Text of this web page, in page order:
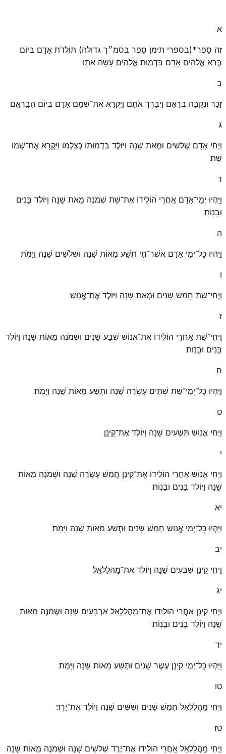
א
זֶה סֵפֶר*(בספרי תימן סֵפֶר בסמ״ך גדולה) תּוֹלְדֹת אָדָם בְּיוֹם
בְּרֹא אֱלֹהִים אָדָם בִּדְמוּת אֱלֹהִים עָשָׂה אֹתֽוֹ׃
ב
זָכָר וּנְקֵבָה בְּרָאָם וַיְבָרֶךְ אֹתָם וַיִּקְרָא אֶת־שְׁמָם אָדָם בְּיוֹם הִבָּֽרְאָֽם׃
ג
וַיְחִי אָדָם שְׁלֹשִׁים וּמְאַת שָׁנָה וַיּוֹלֶד בִּדְמוּתוֹ כְּצַלְמוֹ וַיִּקְרָא אֶת־שְׁמוֹ
שֵֽׁת׃
ד
וַיִּֽהְיוּ יְמֵי־אָדָם אַֽחֲרֵי הוֹלִידוֹ אֶת־שֵׁת שְׁמֹנֶה מֵאֹת שָׁנָה וַיּוֹלֶד בָּנִים
וּבָנֽוֹת׃
ה
וַיִּֽהְיוּ כׇּל־יְמֵי אָדָם אֲשֶׁר־חַי תְּשַׁע מֵאוֹת שָׁנָה וּשְׁלֹשִׁים שָׁנָה וַיָּמֹֽת׃
ו
וַֽיְחִי־שֵׁת חָמֵשׁ שָׁנִים וּמְאַת שָׁנָה וַיּוֹלֶד אֶת־אֱנֽוֹשׁ׃
ז
וַֽיְחִי־שֵׁת אַֽחֲרֵי הוֹלִידוֹ אֶת־אֱנוֹשׁ שֶׁבַע שָׁנִים וּשְׁמֹנֶה מֵאוֹת שָׁנָה וַיּוֹלֶד
בָּנִים וּבָנֽוֹת׃
ח
וַיִּֽהְיוּ כׇּל־יְמֵי־שֵׁת שְׁתֵּים עֶשְׂרֵה שָׁנָה וּתְשַׁע מֵאוֹת שָׁנָה וַיָּמֹֽת׃
ט
וַיְחִי אֱנוֹשׁ תִּשְׁעִים שָׁנָה וַיּוֹלֶד אֶת־קֵינָֽן׃
י
וַיְחִי אֱנוֹשׁ אַֽחֲרֵי הוֹלִידוֹ אֶת־קֵינָן חֲמֵשׁ עֶשְׂרֵה שָׁנָה וּשְׁמֹנֶה מֵאוֹת
שָׁנָה וַיּוֹלֶד בָּנִים וּבָנֽוֹת׃
יא
וַיִּֽהְיוּ כׇּל־יְמֵי אֱנוֹשׁ חָמֵשׁ שָׁנִים וּתְשַׁע מֵאוֹת שָׁנָה וַיָּמֹֽת׃
יב
וַיְחִי קֵינָן שִׁבְעִים שָׁנָה וַיּוֹלֶד אֶת־מַֽהֲלַלְאֵֽל׃
יג
וַיְחִי קֵינָן אַחֲרֵי הוֹלִידוֹ אֶת־מַֽהֲלַלְאֵל אַרְבָּעִים שָׁנָה וּשְׁמֹנֶה מֵאוֹת
שָׁנָה וַיּוֹלֶד בָּנִים וּבָנֽוֹת׃
יד
וַיִּֽהְיוּ כׇּל־יְמֵי קֵינָן עֶשֶׂר שָׁנִים וּתְשַׁע מֵאוֹת שָׁנָה וַיָּמֹֽת׃
טו
וַיְחִי מַֽהֲלַלְאֵל חָמֵשׁ שָׁנִים וְשִׁשִּׁים שָׁנָה וַיּוֹלֶד אֶת־יָֽרֶד׃
טז
וַיְחִי מַֽהֲלַלְאֵל אַֽחֲרֵי הוֹלִידוֹ אֶת־יֶרֶד שְׁלֹשִׁים שָׁנָה וּשְׁמֹנֶה מֵאוֹת שָׁנָה